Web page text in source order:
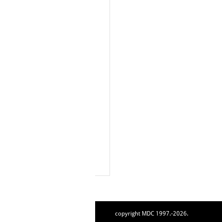
copyright MDC 1997.-2026.